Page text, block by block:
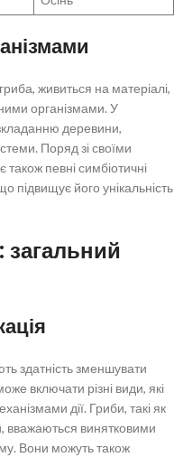
живиться на матеріалі,
організмами. У
деревини,
Поряд зі своїми
певні симбіотичні
підвищує його унікальність
загальний
здатність зменшувати
включати різні види, які
дії. Гриби, такі як
вважаються винятковими
Вони можуть також